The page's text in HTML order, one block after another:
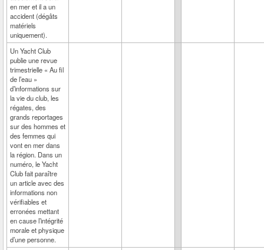
en mer et il a un
accident (dégâts
matériels
uniquement).
Un Yacht Club
publie une revue
trimestrielle « Au fil
de l’eau »
d’informations sur
la vie du club, les
régates, des
grands reportages
sur des hommes et
des femmes qui
vont en mer dans
la région. Dans un
numéro, le Yacht
Club fait paraître
un article avec des
informations non
vérifiables et
erronées mettant
en cause l’intégrité
morale et physique
d’une personne.